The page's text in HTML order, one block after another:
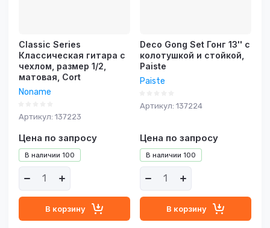
Classic Series
Классическая гитара с
чехлом, размер 1/2,
матовая, Cort
Noname
Артикул: 137223
В наличии 100
Цена по запросу
В корзину
Deco Gong Set Гонг 13'' с
колотушкой и стойкой,
Paiste
Paiste
Артикул: 137224
В наличии 100
Цена по запросу
В корзину